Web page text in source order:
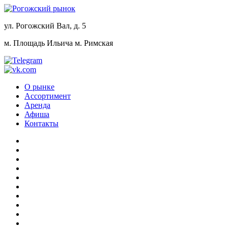
ул. Рогожский Вал, д. 5
м. Площадь Ильича м. Римская
О рынке
Ассортимент
Аренда
Афиша
Контакты